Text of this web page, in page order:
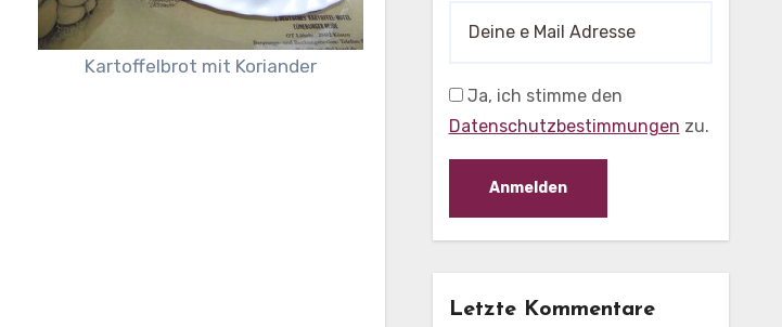
Kartoffelbrot mit Koriander
Ja, ich stimme den
Datenschutzbestimmungen zu.
Letzte Kommentare